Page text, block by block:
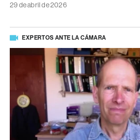
29 de abril de 2026
EXPERTOS ANTE LA CÁMARA